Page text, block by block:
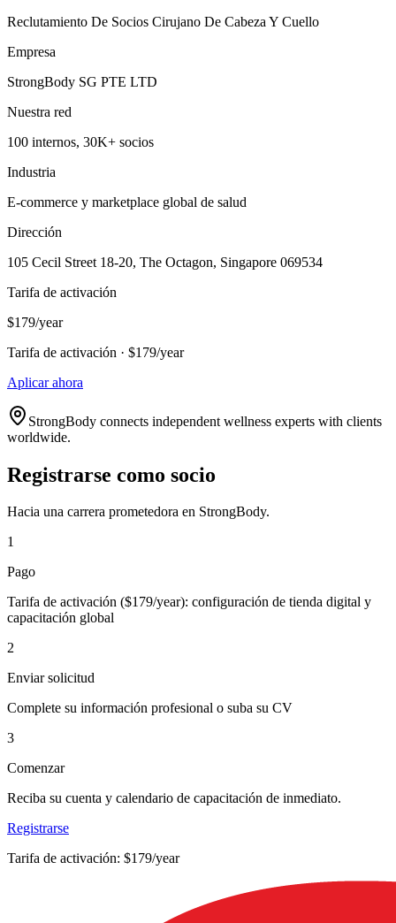
Reclutamiento De Socios Cirujano De Cabeza Y Cuello
Empresa
StrongBody SG PTE LTD
Nuestra red
100 internos, 30K+ socios
Industria
E-commerce y marketplace global de salud
Dirección
105 Cecil Street 18-20, The Octagon, Singapore 069534
Tarifa de activación
$179/year
Tarifa de activación · $179/year
Aplicar ahora
StrongBody connects independent wellness experts with clients
worldwide.
Registrarse como socio
Hacia una carrera prometedora en StrongBody.
1
Pago
Tarifa de activación ($179/year): configuración de tienda digital y
capacitación global
2
Enviar solicitud
Complete su información profesional o suba su CV
3
Comenzar
Reciba su cuenta y calendario de capacitación de inmediato.
Registrarse
Tarifa de activación: $179/year